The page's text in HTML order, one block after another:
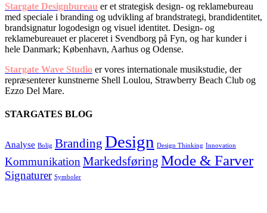
Stargate Designbureau er et strategisk design- og reklamebureau
med speciale i branding og udvikling af brandstrategi, brandidentitet,
brandsignatur logodesign og visuel identitet. Design- og
reklamebureauet er placeret i Svendborg på Fyn, og har kunder i
hele Danmark; København, Aarhus og Odense.
Stargate Wave Studio er vores internationale musikstudie, der
repræsenterer kunstnerne Shell Loulou, Strawberry Beach Club og
Ezzo Del Mare.
STARGATES BLOG
Analyse Bolig Branding Design Design Thinking Innovation
KommunikationMarkedsføring Mode & Farver
Signaturer Symboler